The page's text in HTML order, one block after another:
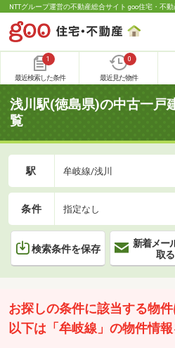
NTTグループ運営の不動産総合サイト goo住宅・不動
1
最近検索した条件
0
最近見た物件
浅川駅(徳島県)の中古一戸
覧
駅 牟岐線/浅川
条件 指定なし
検索条件を保存
新着メー
取る
お探しの条件に該当する物件
以下は「牟岐線」の物件情報